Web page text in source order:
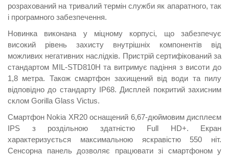
розрахований на тривалий термін служби як апаратного, так
і програмного забезпечення.
Новинка виконана у міцному корпусі, що забезпечує
високий рівень захисту внутрішніх компонентів від
можливих негативних наслідків. Пристрій сертифікований за
стандартом MIL-STD810H та витримує падіння з висоти до
1,8 метра. Також смартфон захищений від води та пилу
відповідно до стандарту IP68. Дисплей покритий захисним
склом Gorilla Glass Victus.
Смартфон Nokia XR20 оснащений 6,67-дюймовим дисплеєм
IPS з роздільною здатністю Full HD+. Екран
характеризується максимальною яскравістю 550 ніт.
Сенсорна панель дозволяє працювати зі смартфоном у